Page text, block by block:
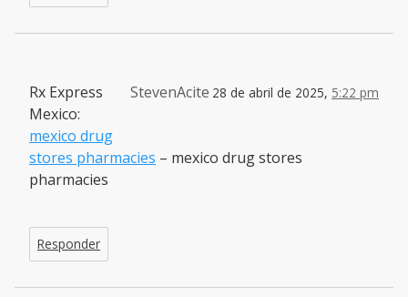
StevenAcite 28 de abril de 2025, 5:22 pm
Rx Express
Mexico:
mexico drug
stores pharmacies – mexico drug stores
pharmacies
Responder